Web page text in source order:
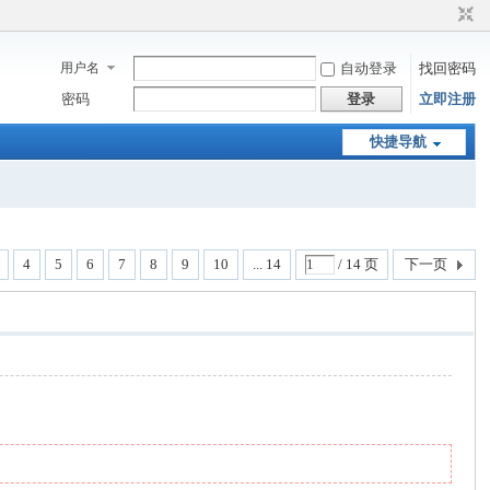
用户名 自动登录
找回密码
密码
登录 立即注册
快捷导航
4 5 6 7 8 9 10 ... 14 / 14 页 下一页